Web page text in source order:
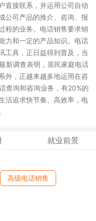
直接联系，并运用公司自动
公司产品的推介、咨询、报
程的业务。电话销售要求销
力和一定的产品知识。电话
工具，正日益得到普及，当
新调查表明，居民家庭电话
外，正越来越多地运用在咨
查询和咨询业务，有20%的
活追求快节奏、高效率，电
就业前景
高级电话销售